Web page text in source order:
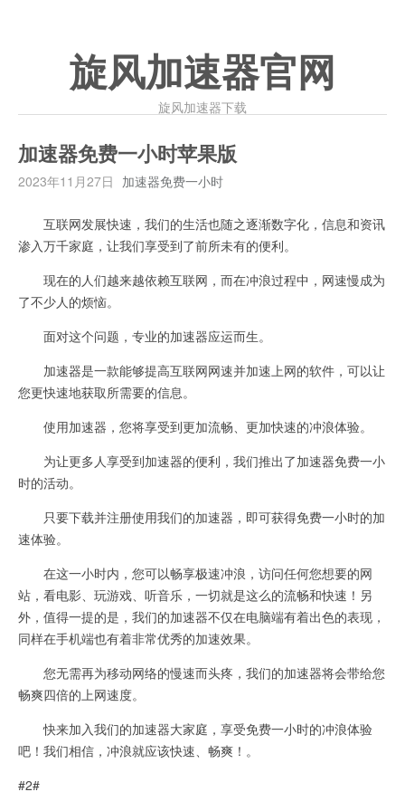
旋风加速器官网
旋风加速器下载
加速器免费一小时苹果版
2023年11月27日 加速器免费一小时
互联网发展快速，我们的生活也随之逐渐数字化，信息和资讯
渗入万千家庭，让我们享受到了前所未有的便利。
现在的人们越来越依赖互联网，而在冲浪过程中，网速慢成为
了不少人的烦恼。
面对这个问题，专业的加速器应运而生。
加速器是一款能够提高互联网网速并加速上网的软件，可以让
您更快速地获取所需要的信息。
使用加速器，您将享受到更加流畅、更加快速的冲浪体验。
为让更多人享受到加速器的便利，我们推出了加速器免费一小
时的活动。
只要下载并注册使用我们的加速器，即可获得免费一小时的加
速体验。
在这一小时内，您可以畅享极速冲浪，访问任何您想要的网
站，看电影、玩游戏、听音乐，一切就是这么的流畅和快速！另
外，值得一提的是，我们的加速器不仅在电脑端有着出色的表现，
同样在手机端也有着非常优秀的加速效果。
您无需再为移动网络的慢速而头疼，我们的加速器将会带给您
畅爽四倍的上网速度。
快来加入我们的加速器大家庭，享受免费一小时的冲浪体验
吧！我们相信，冲浪就应该快速、畅爽！。
#2#